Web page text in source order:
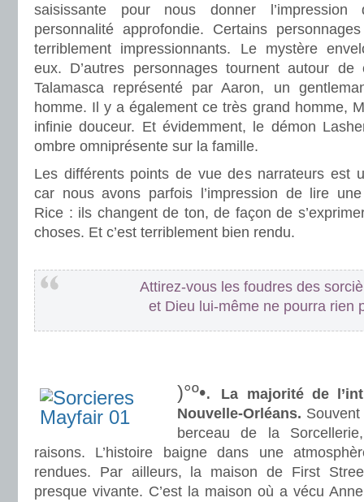
saisissante pour nous donner
personnalité approfondie. Certains
terriblement impressionnants. Le mystère
eux. D’autres personnages tournent autour
Talamasca représenté par Aaron, un
homme. Il y a également ce très grand homme,
infinie douceur. Et évidemment, le démon
ombre omniprésente sur la famille.
Les différents points de vue des narrateurs est
car nous avons parfois l’impression de lire
Rice : ils changent de ton, de façon de
choses. Et c’est terriblement bien rendu.
Attirez-vous les foudres des
et Dieu lui-même ne pourra rien
)°º•.
La majorité de
Nouvelle-Orléans.
berceau de la
raisons. L’histoire baigne dans une
rendues. Par ailleurs, la maison de First
presque vivante. C’est la maison où a vécu